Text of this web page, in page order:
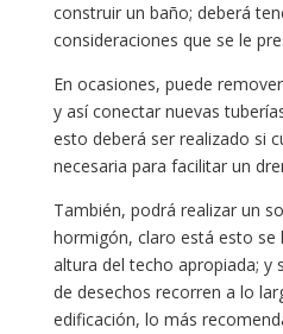
construir un baño; deberá
consideraciones que se le
En ocasiones, puede
y así conectar nuevas
esto deberá ser realizado si
necesaria para facilitar un
También, podrá realizar un
hormigón, claro está esto se
altura del techo apropiada; y
de desechos recorren a lo
edificación, lo más